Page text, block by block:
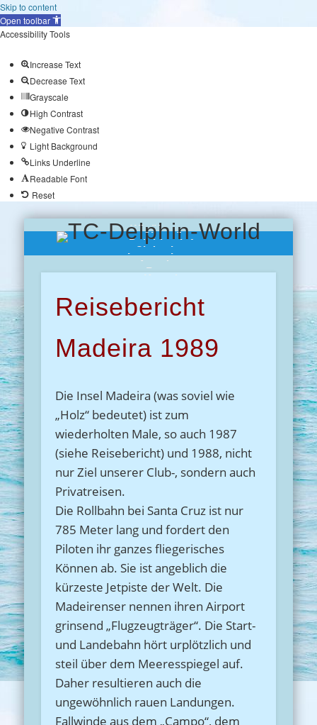
Skip to content
Open toolbar
Accessibility Tools
Increase Text
Decrease Text
Grayscale
High Contrast
Negative Contrast
Light Background
Links Underline
Readable Font
Reset
Wir über uns
Chronik
Delphine-Info
Clubreisen
Impressionen
Angebote
Presse
Kontakt
Reisebericht
Madeira 1989
Die Insel Madeira (was soviel wie
„Holz“ bedeutet) ist zum
wiederholten Male, so auch 1987
(siehe Reisebericht) und 1988, nicht
nur Ziel unserer Club-, sondern auch
Privatreisen.
Die Rollbahn bei Santa Cruz ist nur
785 Meter lang und fordert den
Piloten ihr ganzes fliegerisches
Können ab. Sie ist angeblich die
kürzeste Jetpiste der Welt. Die
Madeirenser nennen ihren Airport
grinsend „Flugzeugträger“. Die Start-
und Landebahn hört urplötzlich und
steil über dem Meeresspiegel auf.
Daher resultieren auch die
ungewöhnlich rauen Landungen.
Fallwinde aus dem „Campo“, dem